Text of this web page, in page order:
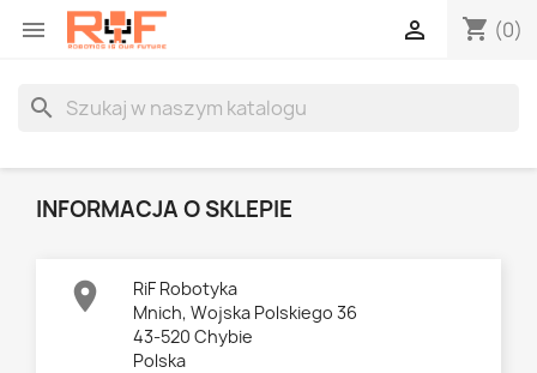
 shopping_cart (0)

search
INFORMACJA O SKLEPIE

RiF Robotyka
Mnich, Wojska Polskiego 36
43-520 Chybie
Polska